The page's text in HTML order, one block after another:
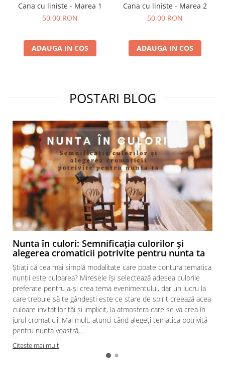
Cana cu liniste - Marea 1
50,00 RON
ADAUGA IN COS
Cana cu liniste - Marea 2
50,00 RON
ADAUGA IN COS
POSTARI BLOG
Nunta în culori: Semnificația culorilor și
alegerea cromaticii potrivite pentru nunta ta
Știați că cea mai simplă modalitate care poate contura tematica
nunții este culoarea? Miresele își selectează adesea culorile
preferate pentru a-și crea tema evenimentului, dar un lucru la
care trebuie să te gândești este ce stare de spirit creează acea
culoare invitaților tăi și implicit, la atmosfera care se va crea în
jurul cromaticii. Mai mult, atunci când alegeți tematica potrivită
pentru nunta voastră,...
Citeste mai mult